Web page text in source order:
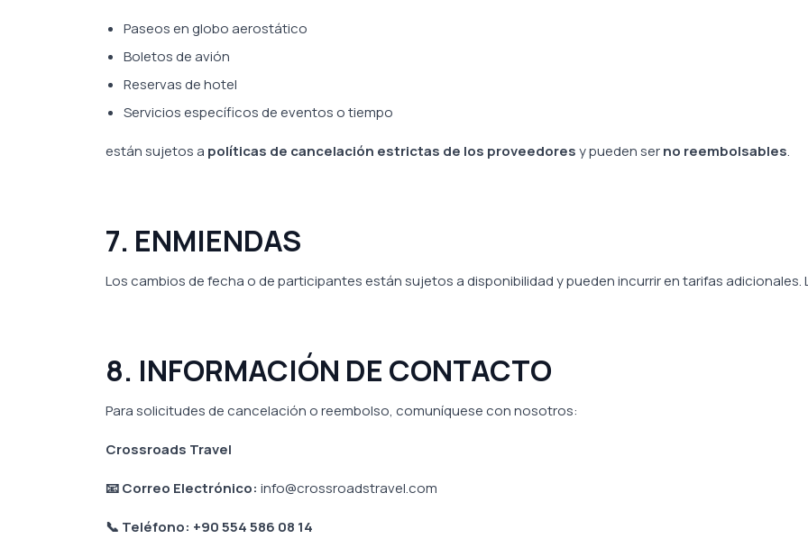
Paseos en globo aerostático
Boletos de avión
Reservas de hotel
Servicios específicos de eventos o tiempo
están sujetos a políticas de cancelación estrictas de los proveedoresy pueden serno reembolsables.
7. ENMIENDAS
Los cambios de fecha o de participantes están sujetos a disponibilidad y pueden incurrir en tarifas
8. INFORMACIÓN DE CONTACTO
Para solicitudes de cancelación o reembolso, comuníquese con nosotros:
Crossroads Travel
📧 Correo Electrónico: info@crossroadstravel.com
📞 Teléfono: +90 554 586 08 14